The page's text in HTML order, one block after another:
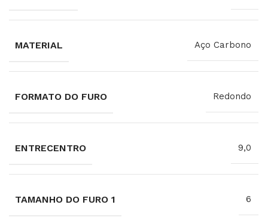
MATERIAL Aço Carbono
FORMATO DO FURO Redondo
ENTRECENTRO 9,0
TAMANHO DO FURO 1 6